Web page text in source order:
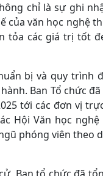
chỉ là sự ghi
của văn học nghệ
tỏa các giá trị tốt
bị và quy
Ban Tổ chức
tới các đơn vị
Hội Văn học
phóng viên theo